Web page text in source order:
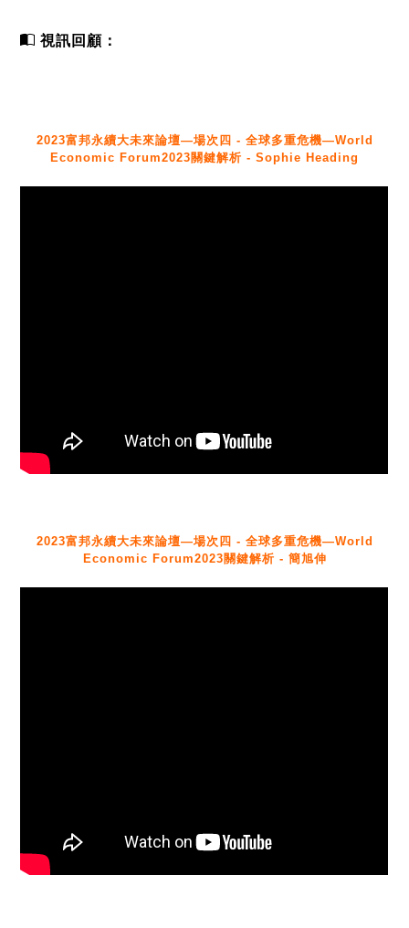
視訊回顧：
2023富邦永續大未來論壇—場次四 - 全球多重危機—World
Economic Forum2023關鍵解析 - Sophie Heading
2023富邦永續大未來論壇—場次四 - 全球多重危機—World
Economic Forum2023關鍵解析 - 簡旭伸